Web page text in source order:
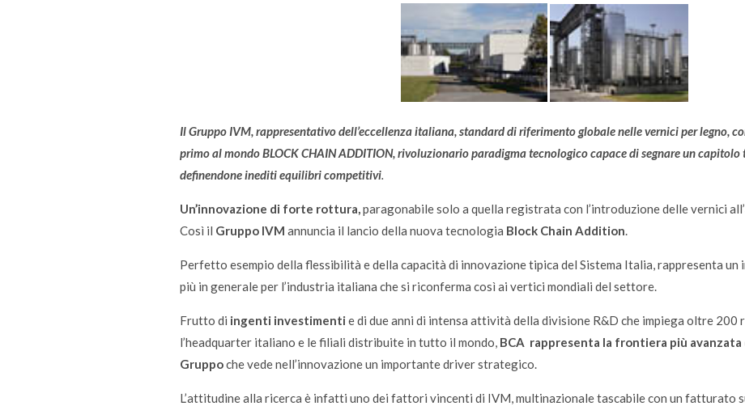
Il Gruppo IVM, rappresentativo dell’eccellenza italiana, standard di riferimento globale nelle vernici per legno,
primo al mondo BLOCK CHAIN ADDITION, rivoluzionario paradigma tecnologico capace di segnare un
definendone inediti equilibri competitivi.
Un’innovazione di forte rottura,paragonabile solo a quella registrata con l’introduzione delle vernici
Così il Gruppo IVM annuncia il lancio della nuova tecnologia Block Chain Addition.
Perfetto esempio della flessibilità e della capacità di innovazione tipica del Sistema Italia, rappresenta
più in generale per l’industria italiana che si riconferma così ai vertici mondiali del settore.
Frutto di ingenti investimenti e di due anni di intensa attività della divisione R&D che impiega oltre
l’headquarter italiano e le filiali distribuite in tutto il mondo, BCA rappresenta la frontiera più
Gruppoche vede nell’innovazione un importante driver strategico.
L’attitudine alla ricerca è infatti uno dei fattori vincenti di IVM, multinazionale tascabile con un fatturato